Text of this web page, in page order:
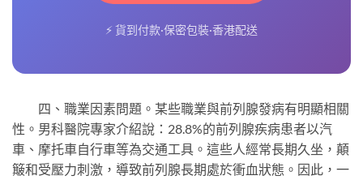
⚡ 貨到付款·保密包裝·香港配送
四、職業因素問題。某些職業與前列腺發病有明顯相關
性。男科醫院專家介紹說：28.8%的前列腺疾病患者以汽
車、摩托車自行車等為交通工具。這些人經常長期久坐，顛
簸和受壓力刺激，導致前列腺長期處於衝血狀態。因此，一